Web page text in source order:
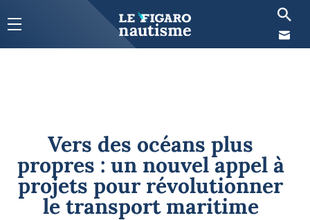
Vers des océans plus
propres : un nouvel appel à
projets pour révolutionner
le transport maritime